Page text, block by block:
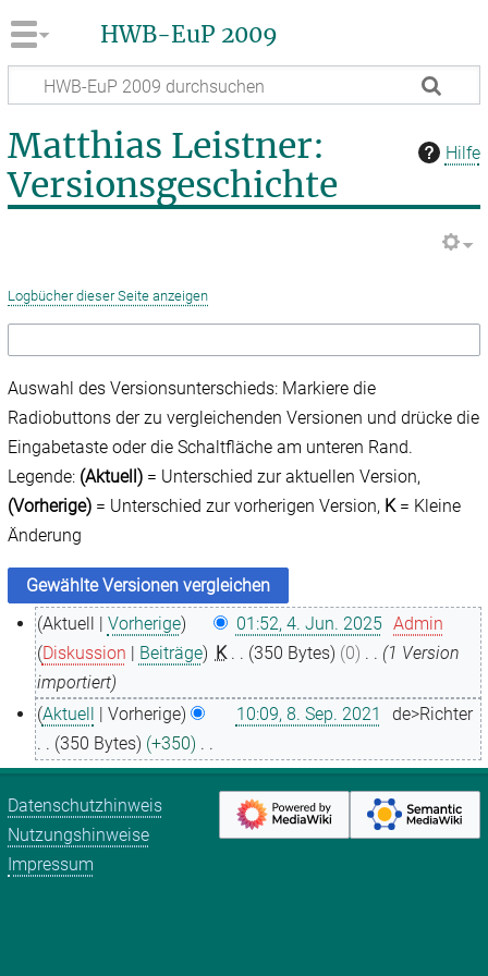
HWB-EuP 2009
Hilfe
Matthias Leistner:
Versionsgeschichte
Logbücher dieser Seite anzeigen
Auswahl des Versionsunterschieds: Markiere die
Radiobuttons der zu vergleichenden Versionen und drücke die
Eingabetaste oder die Schaltfläche am unteren Rand.
Legende: (Aktuell) = Unterschied zur aktuellen Version,
(Vorherige) = Unterschied zur vorherigen Version, K= Kleine
Änderung
J
n
2
0
2
Aktuell Vorherige 01:52, 4. Jun. 2025 Admin
Diskussion
Beiträge K 350 Bytes 0
1 Version
importiert
.
S
e
p
t
Aktuell Vorherige 10:09, 8. Sep. 2021
de>Richter
350 Bytes
+350
K
e
i
n
Datenschutzhinweis
Nutzungshinweise
Impressum